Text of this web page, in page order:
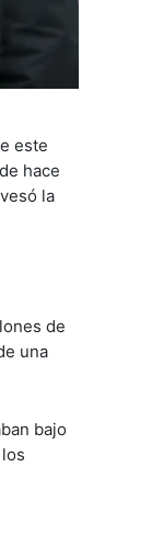
este
hace
la
de
una
bajo